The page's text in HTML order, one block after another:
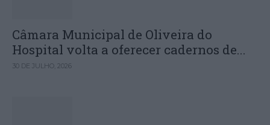
Câmara Municipal de Oliveira do
Hospital volta a oferecer cadernos de...
30 DE JULHO, 2026